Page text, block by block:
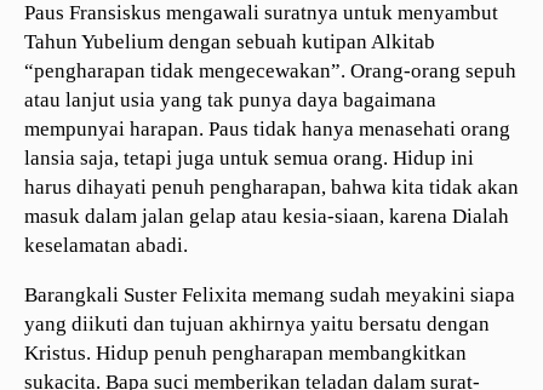
Paus Fransiskus mengawali suratnya untuk menyambut
Tahun Yubelium dengan sebuah kutipan Alkitab
“pengharapan tidak mengecewakan”. Orang-orang sepuh
atau lanjut usia yang tak punya daya bagaimana
mempunyai harapan. Paus tidak hanya menasehati orang
lansia saja, tetapi juga untuk semua orang. Hidup ini
harus dihayati penuh pengharapan, bahwa kita tidak akan
masuk dalam jalan gelap atau kesia-siaan, karena Dialah
keselamatan abadi.
Barangkali Suster Felixita memang sudah meyakini siapa
yang diikuti dan tujuan akhirnya yaitu bersatu dengan
Kristus. Hidup penuh pengharapan membangkitkan
sukacita. Bapa suci memberikan teladan dalam surat-